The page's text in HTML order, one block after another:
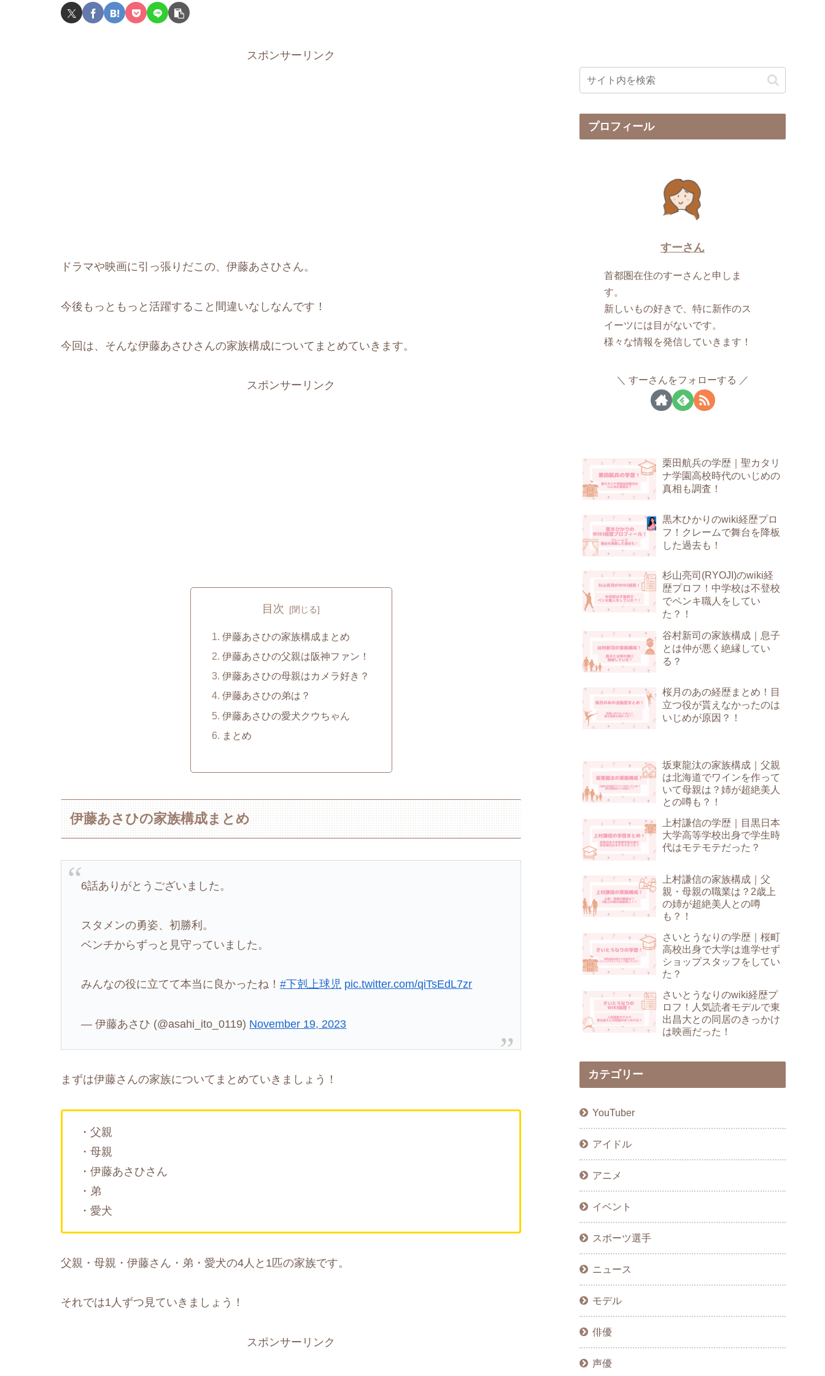
スポンサーリンク
ドラマや映画に引っ張りだこの、伊藤あさひさん。
今後もっともっと活躍すること間違いなしなんです！
今回は、そんな伊藤あさひさんの家族構成についてまとめていきます。
スポンサーリンク
目次
伊藤あさひの家族構成まとめ
伊藤あさひの父親は阪神ファン！
伊藤あさひの母親はカメラ好き？
伊藤あさひの弟は？
伊藤あさひの愛犬クウちゃん
まとめ
伊藤あさひの家族構成まとめ
6話ありがとうございました。
スタメンの勇姿、初勝利。
ベンチからずっと見守っていました。
みんなの役に立てて本当に良かったね！#下剋上球児 pic.twitter.com/qiTsEdL7zr
— 伊藤あさひ (@asahi_ito_0119) November 19, 2023
まずは伊藤さんの家族についてまとめていきましょう！
・父親
・母親
・伊藤あさひさん
・弟
・愛犬
父親・母親・伊藤さん・弟・愛犬の4人と1匹の家族です。
それでは1人ずつ見ていきましょう！
スポンサーリンク
プロフィール
すーさん
首都圏在住のすーさんと申しま
す。
新しいもの好きで、特に新作のス
イーツには目がないです。
様々な情報を発信していきます！
すーさんをフォローする
栗田航兵の学歴｜聖カタリ
ナ学園高校時代のいじめの
真相も調査！
黒木ひかりのwiki経歴プロ
フ！クレームで舞台を降板
した過去も！
杉山亮司(RYOJI)のwiki経
歴プロフ！中学校は不登校
でペンキ職人をしてい
た？！
谷村新司の家族構成｜息子
とは仲が悪く絶縁してい
る？
桜月のあの経歴まとめ！目
立つ役が貰えなかったのは
いじめが原因？！
坂東龍汰の家族構成｜父親
は北海道でワインを作って
いて母親は？姉が超絶美人
との噂も？！
上村謙信の学歴｜目黒日本
大学高等学校出身で学生時
代はモテモテだった？
上村謙信の家族構成｜父
親・母親の職業は？2歳上
の姉が超絶美人との噂
も？！
さいとうなりの学歴｜桜町
高校出身で大学は進学せず
ショップスタッフをしてい
た？
さいとうなりのwiki経歴プ
ロフ！人気読者モデルで東
出昌大との同居のきっかけ
は映画だった！
カテゴリー
YouTuber
アイドル
アニメ
イベント
スポーツ選手
ニュース
モデル
俳優
声優